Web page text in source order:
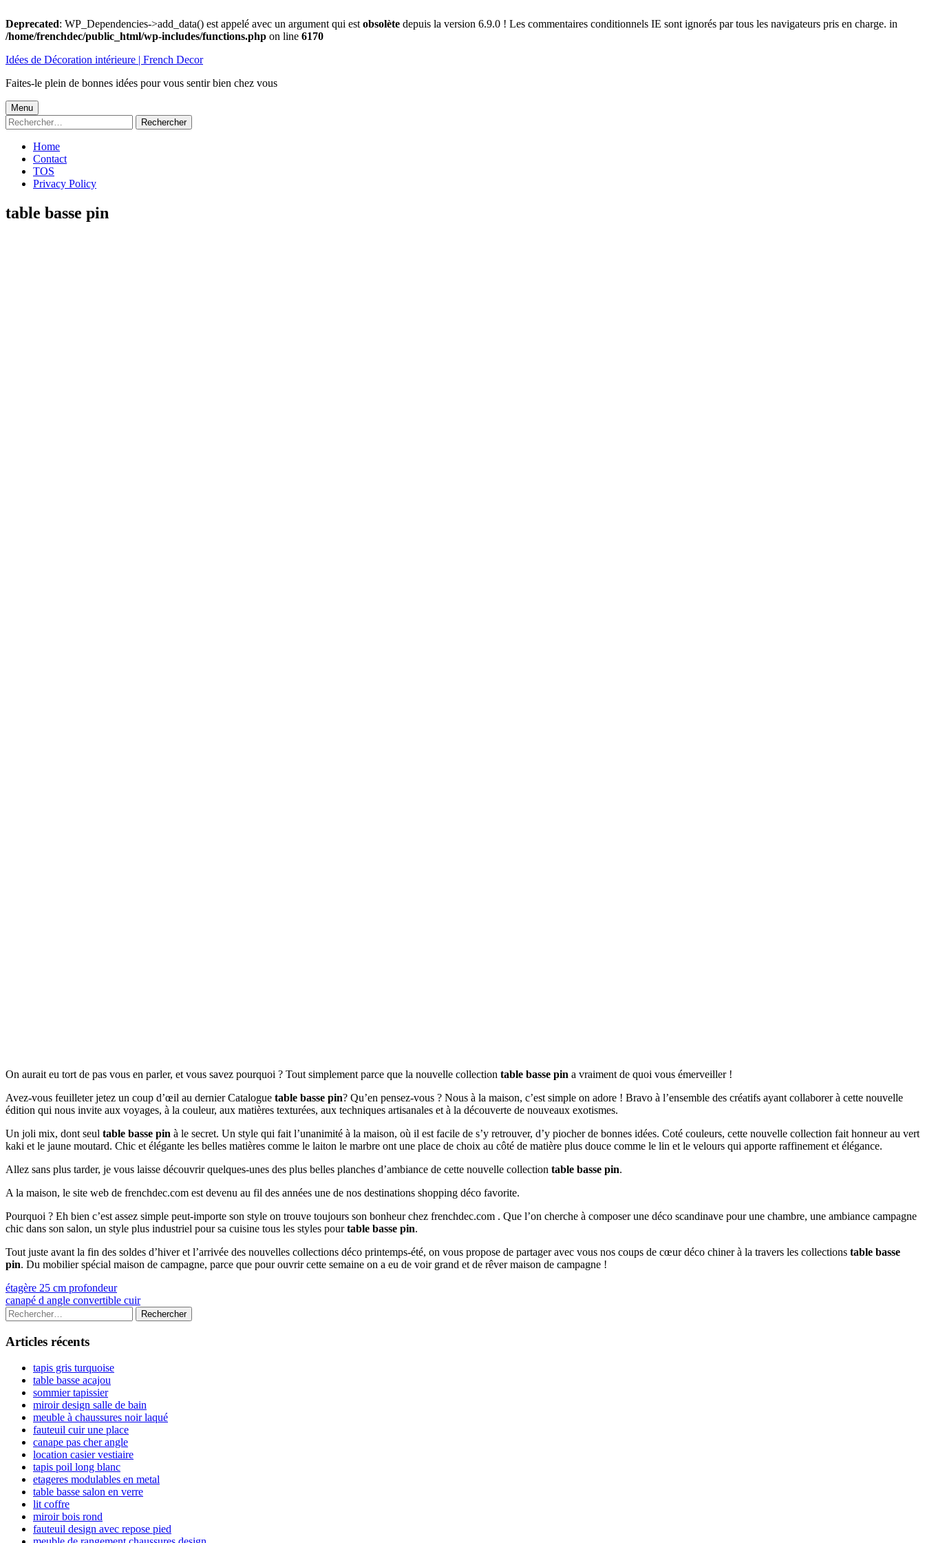
Deprecated: WP_Dependencies->add_data() est appelé avec un argument qui est obsolète depuis la version 6.9.0 ! Les commentaires conditionnels IE sont ignorés par tous les navigateurs pris en charge. in
/home/frenchdec/public_html/wp-includes/functions.php on line 6170
au
Idées de Décoration intérieure | French Decor
Faites-le plein de bonnes idées pour vous sentir bien chez vous
Menu
principal
Menu
Rechercher :
Home
Contact
TOS
Privacy Policy
table basse pin
On aurait eu tort de pas vous en parler, et vous savez pourquoi ? Tout simplement parce que la nouvelle collection table basse pin a vraiment de quoi vous émerveiller !
Avez-vous feuilleter jetez un coup d’œil au dernier Catalogue table basse pin? Qu’en pensez-vous ? Nous à la maison, c’est simple on adore ! Bravo à l’ensemble des créatifs ayant collaborer à cette nouvelle
édition qui nous invite aux voyages, à la couleur, aux matières texturées, aux techniques artisanales et à la découverte de nouveaux exotismes.
Un joli mix, dont seul table basse pin à le secret. Un style qui fait l’unanimité à la maison, où il est facile de s’y retrouver, d’y piocher de bonnes idées. Coté couleurs, cette nouvelle collection fait honneur au vert
kaki et le jaune moutard. Chic et élégante les belles matières comme le laiton le marbre ont une place de choix au côté de matière plus douce comme le lin et le velours qui apporte raffinement et élégance.
Allez sans plus tarder, je vous laisse découvrir quelques-unes des plus belles planches d’ambiance de cette nouvelle collection table basse pin.
A la maison, le site web de frenchdec.com est devenu au fil des années une de nos destinations shopping déco favorite.
Pourquoi ? Eh bien c’est assez simple peut-importe son style on trouve toujours son bonheur chez frenchdec.com . Que l’on cherche à composer une déco scandinave pour une chambre, une ambiance campagne
chic dans son salon, un style plus industriel pour sa cuisine tous les styles pourtable basse pin.
Tout juste avant la fin des soldes d’hiver et l’arrivée des nouvelles collections déco printemps-été, on vous propose de partager avec vous nos coups de cœur déco chiner à la travers les collections table basse
pin. Du mobilier spécial maison de campagne, parce que pour ouvrir cette semaine on a eu de voir grand et de rêver maison de campagne !
Navigation
de
l’article
Previous
article:
étagère 25 cm profondeur
Next
article:
canapé d angle convertible cuir
Colonne
latérale
principale
Rechercher :
Articles récents
tapis gris turquoise
table basse acajou
sommier tapissier
miroir design salle de bain
meuble à chaussures noir laqué
fauteuil cuir une place
canape pas cher angle
location casier vestiaire
tapis poil long blanc
etageres modulables en metal
table basse salon en verre
lit coffre
miroir bois rond
fauteuil design avec repose pied